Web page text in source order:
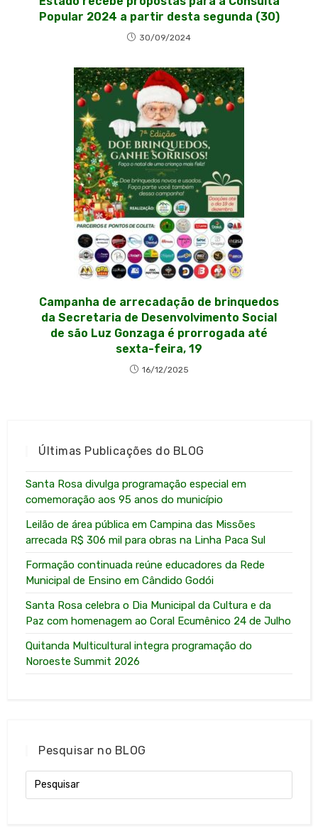
Popular 2024 a partir desta segunda (30)
30/09/2024
Campanha de arrecadação de brinquedos
da Secretaria de Desenvolvimento Social
de são Luz Gonzaga é prorrogada até
sexta-feira, 19
16/12/2025
Últimas Publicações do BLOG
Santa Rosa divulga programação especial em
comemoração aos 95 anos do município
Leilão de área pública em Campina das Missões
arrecada R$ 306 mil para obras na Linha Paca Sul
Formação continuada reúne educadores da Rede
Municipal de Ensino em Cândido Godói
Santa Rosa celebra o Dia Municipal da Cultura e da
Paz com homenagem ao Coral Ecumênico 24 de Julho
Quitanda Multicultural integra programação do
Noroeste Summit 2026
Pesquisar no BLOG